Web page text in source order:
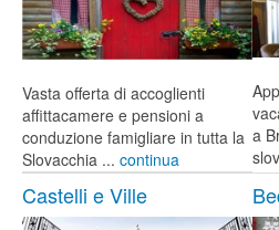
Vasta offerta di accoglienti
affittacamere e pensioni a
conduzione famigliare in tutta la
Slovacchia ... continua
a
Castelli e Ville